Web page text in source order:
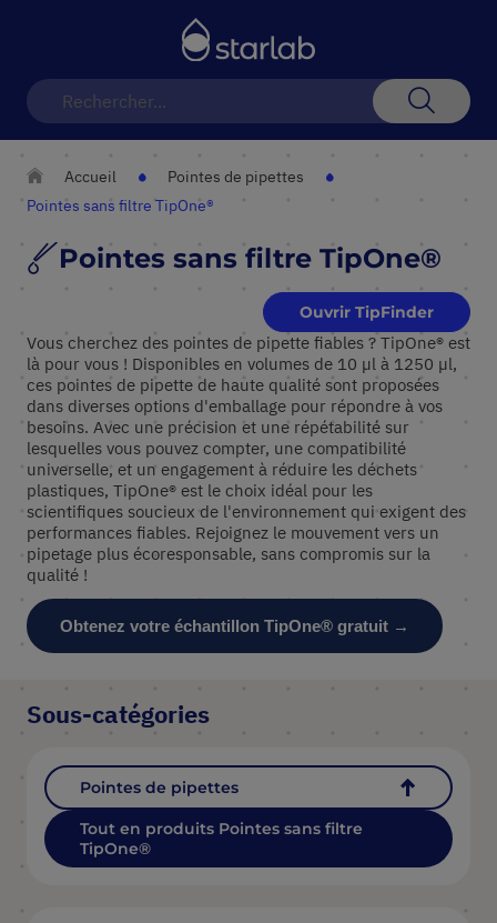
Accueil
Pointes de pipettes
Pointes sans filtre TipOne®
Pointes sans filtre TipOne®
Ouvrir TipFinder
Vous cherchez des pointes de pipette fiables ? TipOne® est
là pour vous ! Disponibles en volumes de 10 µl à 1250 µl,
ces pointes de pipette de haute qualité sont proposées
dans diverses options d'emballage pour répondre à vos
besoins. Avec une précision et une répétabilité sur
lesquelles vous pouvez compter, une compatibilité
universelle, et un engagement à réduire les déchets
plastiques, TipOne® est le choix idéal pour les
scientifiques soucieux de l'environnement qui exigent des
performances fiables. Rejoignez le mouvement vers un
pipetage plus écoresponsable, sans compromis sur la
qualité !
Obtenez votre échantillon TipOne® gratuit →
Sous-catégories
Pointes de pipettes
Tout en produits Pointes sans filtre
TipOne®